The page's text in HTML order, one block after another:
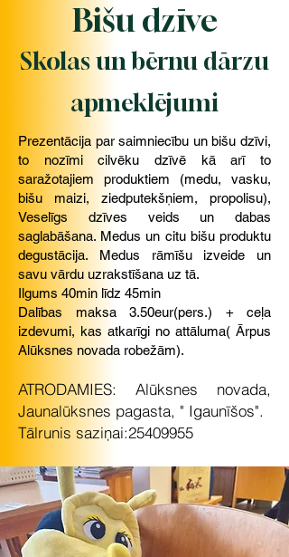
Bišu dzīve
Skolas un bērnu dārzu
apmeklējumi
Prezentācija par saimniecību un bišu dzīvi,
to nozīmi cilvēku dzīvē kā arī to
saražotajiem produktiem (medu, vasku,
bišu maizi, ziedputekšņiem, propolisu),
Veselīgs dzīves veids un dabas
saglabāšana. Medus un citu bišu produktu
degustācija. Medus rāmīšu izveide un
savu vārdu uzrakstīšana uz tā.
Ilgums 40min līdz 45min
Dalības maksa 3.50eur(pers.) + ceļa
izdevumi, kas atkarīgi no attāluma( Ārpus
Alūksnes novada robežām).
ATRODAMIES: Alūksnes novada,
Jaunalūksnes pagasta, " Igaunīšos".
Tālrunis saziņai:25409955